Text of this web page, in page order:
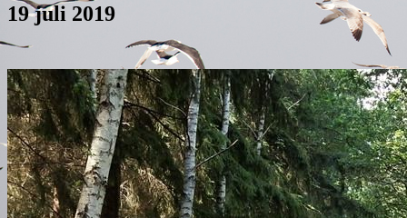
19 juli 2019